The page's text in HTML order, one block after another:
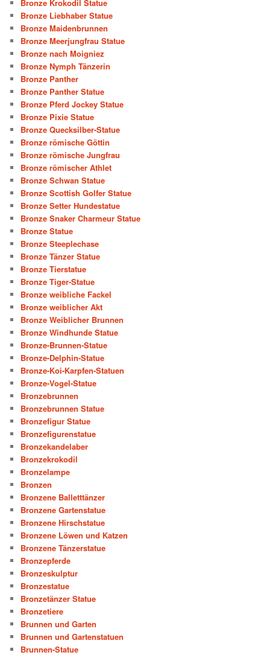
Bronze Krokodil Statue
Bronze Liebhaber Statue
Bronze Maidenbrunnen
Bronze Meerjungfrau Statue
Bronze nach Moigniez
Bronze Nymph Tänzerin
Bronze Panther
Bronze Panther Statue
Bronze Pferd Jockey Statue
Bronze Pixie Statue
Bronze Quecksilber-Statue
Bronze römische Göttin
Bronze römische Jungfrau
Bronze römischer Athlet
Bronze Schwan Statue
Bronze Scottish Golfer Statue
Bronze Setter Hundestatue
Bronze Snaker Charmeur Statue
Bronze Statue
Bronze Steeplechase
Bronze Tänzer Statue
Bronze Tierstatue
Bronze Tiger-Statue
Bronze weibliche Fackel
Bronze weiblicher Akt
Bronze Weiblicher Brunnen
Bronze Windhunde Statue
Bronze-Brunnen-Statue
Bronze-Delphin-Statue
Bronze-Koi-Karpfen-Statuen
Bronze-Vogel-Statue
Bronzebrunnen
Bronzebrunnen Statue
Bronzefigur Statue
Bronzefigurenstatue
Bronzekandelaber
Bronzekrokodil
Bronzelampe
Bronzen
Bronzene Balletttänzer
Bronzene Gartenstatue
Bronzene Hirschstatue
Bronzene Löwen und Katzen
Bronzene Tänzerstatue
Bronzepferde
Bronzeskulptur
Bronzestatue
Bronzetänzer Statue
Bronzetiere
Brunnen und Garten
Brunnen und Gartenstatuen
Brunnen-Statue